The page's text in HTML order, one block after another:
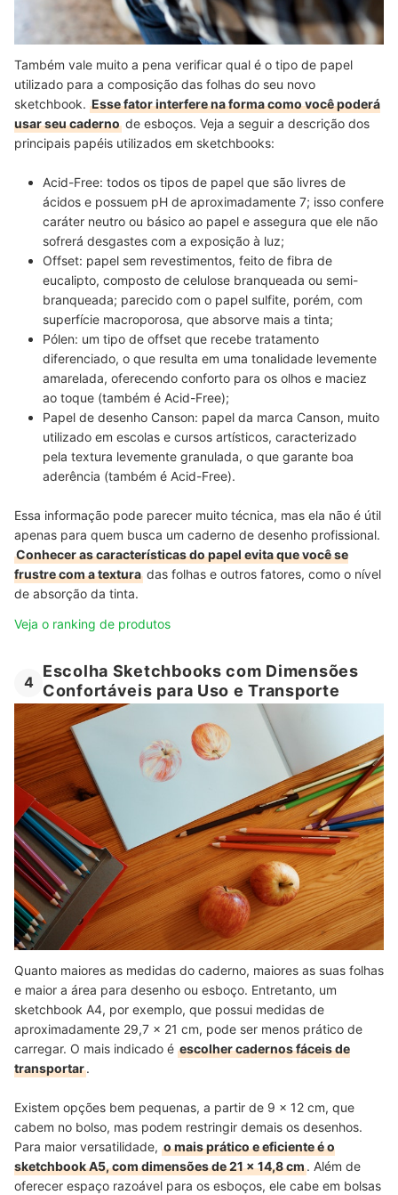
Também vale muito a pena verificar qual é o tipo de papel
utilizado para a composição das folhas do seu novo
sketchbook. Esse fator interfere na forma como você poderá
usar seu caderno de esboços. Veja a seguir a descrição dos
principais papéis utilizados em sketchbooks:
Acid-Free: todos os tipos de papel que são livres de
ácidos e possuem pH de aproximadamente 7; isso confere
caráter neutro ou básico ao papel e assegura que ele não
sofrerá desgastes com a exposição à luz;
Offset: papel sem revestimentos, feito de fibra de
eucalipto, composto de celulose branqueada ou semi-
branqueada; parecido com o papel sulfite, porém, com
superfície macroporosa, que absorve mais a tinta;
Pólen: um tipo de offset que recebe tratamento
diferenciado, o que resulta em uma tonalidade levemente
amarelada, oferecendo conforto para os olhos e maciez
ao toque (também é Acid-Free);
Papel de desenho Canson: papel da marca Canson, muito
utilizado em escolas e cursos artísticos, caracterizado
pela textura levemente granulada, o que garante boa
aderência (também é Acid-Free).
Essa informação pode parecer muito técnica, mas ela não é útil
apenas para quem busca um caderno de desenho profissional.
Conhecer as características do papel evita que você se
frustre com a textura das folhas e outros fatores, como o nível
de absorção da tinta.
Veja o ranking de produtos
4
Escolha Sketchbooks com Dimensões
Confortáveis para Uso e Transporte
Quanto maiores as medidas do caderno, maiores as suas folhas
e maior a área para desenho ou esboço. Entretanto, um
sketchbook A4, por exemplo, que possui medidas de
aproximadamente 29,7 x 21 cm, pode ser menos prático de
carregar. O mais indicado é escolher cadernos fáceis de
transportar.
Existem opções bem pequenas, a partir de 9 x 12 cm, que
cabem no bolso, mas podem restringir demais os desenhos.
Para maior versatilidade, o mais prático e eficiente é o
sketchbook A5, com dimensões de 21 x 14,8 cm. Além de
oferecer espaço razoável para os esboços, ele cabe em bolsas